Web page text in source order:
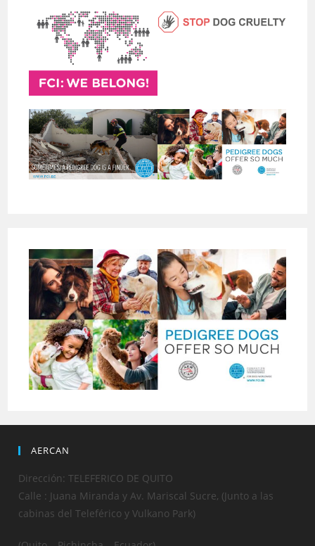
AERCAN
Dirección: TELEFERICO DE QUITO
Calle : Juana Miranda y Av. Mariscal Sucre, (Junto a las
cabinas del Teleférico y Vulkano Park)